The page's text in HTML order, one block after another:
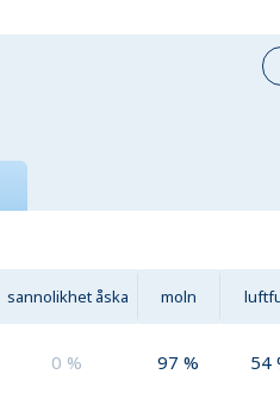
sannolikhet åska moln
0 % 97 % 54